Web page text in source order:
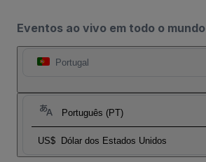
Eventos ao vivo em todo o mundo
Portugal
Português (PT)
US$ Dólar dos Estados Unidos